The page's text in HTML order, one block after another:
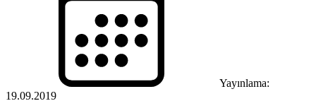
Yayınlama:
19.09.2019